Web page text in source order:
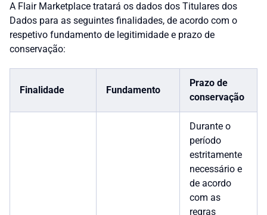
A Flair Marketplace tratará os dados dos Titulares dos
Dados para as seguintes finalidades, de acordo com o
respetivo fundamento de legitimidade e prazo de
conservação:
Finalidade Fundamento
Prazo de
conservação
Durante o
período
estritamente
necessário e
de acordo
com as
regras